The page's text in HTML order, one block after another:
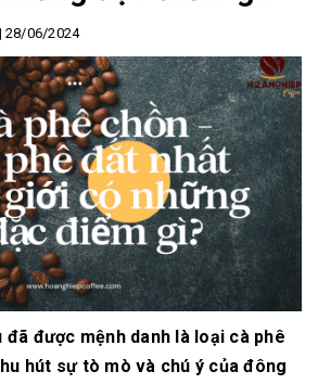
28/06/2024
đã được mệnh danh là loại cà phê
hút sự tò mò và chú ý của đông